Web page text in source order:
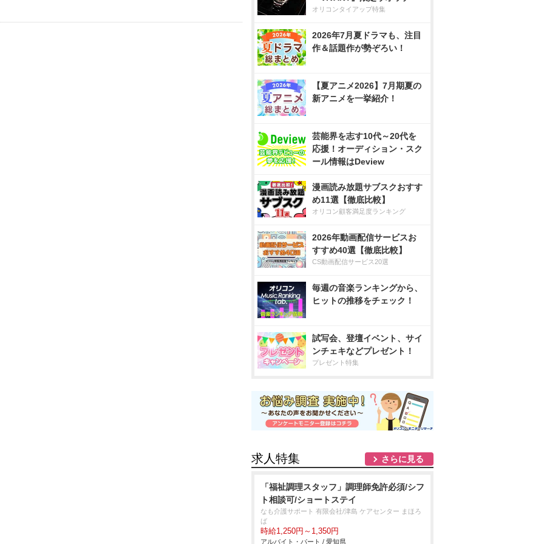
オリコンタイアップ特集
2026年7月夏ドラマも、注目
作＆話題作が勢ぞろい！
【夏アニメ2026】7月期夏の
新アニメを一挙紹介！
芸能界を志す10代～20代を
応援！オーディション・スク
ール情報はDeview
漫画読み放題サブスクおすす
め11選【徹底比較】
オリコン顧客満足度ランキング
2026年動画配信サービスお
すすめ40選【徹底比較】
CS動画配信サービス20選
毎週の音楽ランキングから、
ヒットの推移をチェック！
試写会、登壇イベント、サイ
ンチェキなどプレゼント！
プレゼント特集
求人特集 さらに見る
「福祉調理スタッフ」調理師免許必須/シフ
ト相談可/ショートステイ
なも介護サポート 有限会社/津島 ケアセンター まほろ
ば
時給1,250円～1,350円
アルバイト・パート / 愛知県